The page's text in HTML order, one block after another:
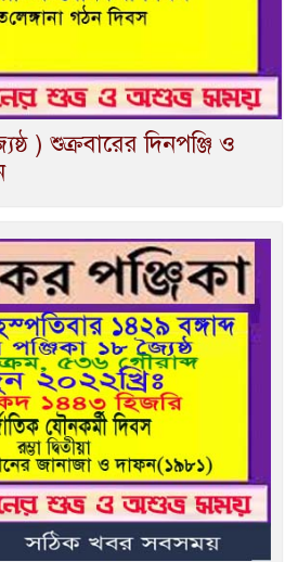
) শুক্রবারের দিনপঞ্জি ও